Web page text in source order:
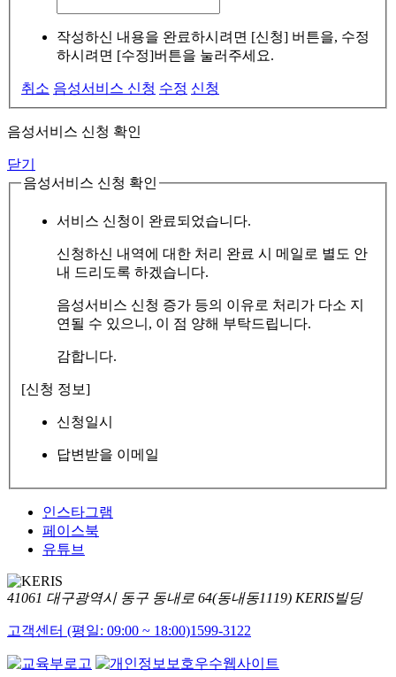
작성하신 내용을 완료하시려면 [신청] 버튼을, 수정
하시려면 [수정]버튼을 눌러주세요.
취소 음성서비스 신청 수정 신청
음성서비스 신청 확인
닫기
음성서비스 신청 확인
서비스 신청이 완료되었습니다.
신청하신 내역에 대한 처리 완료 시 메일로 별도 안
내 드리도록 하겠습니다.
음성서비스 신청 증가 등의 이유로 처리가 다소 지
연될 수 있으니, 이 점 양해 부탁드립니다.
감합니다.
[신청 정보]
신청일시
답변받을 이메일
인스타그램
페이스북
유튜브
41061 대구광역시 동구 동내로 64(동내동1119) KERIS빌딩
고객센터 (평일: 09:00 ~ 18:00)1599-3122